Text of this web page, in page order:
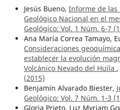
Jesús Bueno, Informe de
Geológico Nacional en el
Geológico: Vol. 1 Núm. 6-7
Ana María Correa Tamayo,
Consideraciones
establecer la evolución
Volcánico Nevado del Huila ,
(2015)
Benjamín Alvarado Biester,
Geológico: Vol. 7 Núm. 1-3
Gloria Prieto, Luz Myriam